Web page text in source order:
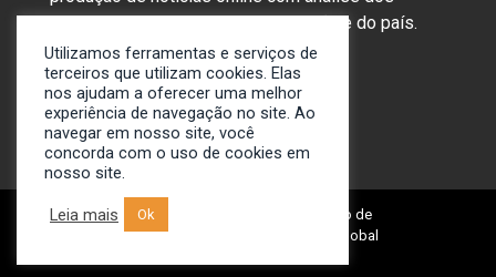
assuntos mais importantes da região e do país.
Sobre nós
Anunciar
Contato
© 2009-2024. Portal Novo Momento de
Notícias. Desenvolvido por: Spivit Global
Utilizamos ferramentas e serviços de
terceiros que utilizam cookies. Elas
nos ajudam a oferecer uma melhor
experiência de navegação no site. Ao
navegar em nosso site, você
concorda com o uso de cookies em
nosso site.
Leia mais Ok